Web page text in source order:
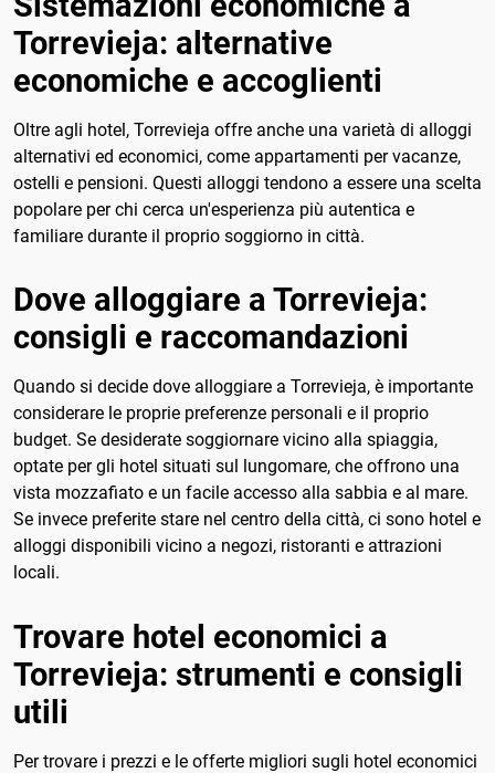
Torrevieja: alternative
economiche e accoglienti
Oltre agli hotel, Torrevieja offre anche una varietà di alloggi
alternativi ed economici, come appartamenti per vacanze,
ostelli e pensioni. Questi alloggi tendono a essere una scelta
popolare per chi cerca un'esperienza più autentica e
familiare durante il proprio soggiorno in città.
Dove alloggiare a Torrevieja:
consigli e raccomandazioni
Quando si decide dove alloggiare a Torrevieja, è importante
considerare le proprie preferenze personali e il proprio
budget. Se desiderate soggiornare vicino alla spiaggia,
optate per gli hotel situati sul lungomare, che offrono una
vista mozzafiato e un facile accesso alla sabbia e al mare.
Se invece preferite stare nel centro della città, ci sono hotel e
alloggi disponibili vicino a negozi, ristoranti e attrazioni
locali.
Trovare hotel economici a
Torrevieja: strumenti e consigli
utili
Per trovare i prezzi e le offerte migliori sugli hotel economici